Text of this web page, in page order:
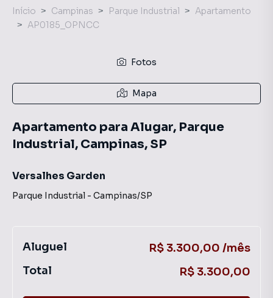
Início Campinas Parque Industrial
Apartamento
AP0185_OPNCC
Fotos
Mapa
Apartamento para Alugar, Parque
Industrial, Campinas, SP
Versalhes Garden
Parque Industrial - Campinas/SP
Aluguel
R$ 3.300,00 /mês
Total
R$ 3.300,00